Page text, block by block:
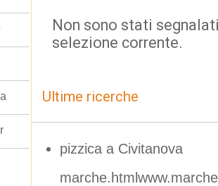
Non sono stati
selezione corrente.
Ultime ricerche
pizzica a Civitanova